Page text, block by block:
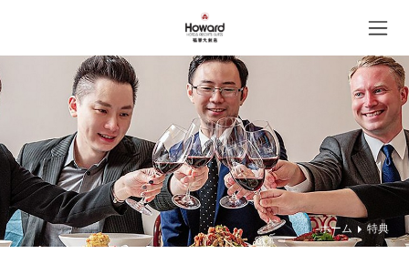
ホーム 特典